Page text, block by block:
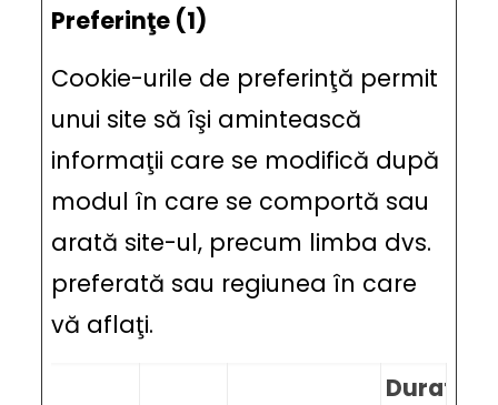
Preferinţe (1)
Cookie-urile de preferinţă permit
unui site să îşi amintească
informaţii care se modifică după
modul în care se comportă sau
arată site-ul, precum limba dvs.
preferată sau regiunea în care
vă aflaţi.
Durata